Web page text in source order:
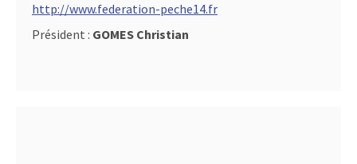
http://www.federation-peche14.fr
Président : GOMES Christian